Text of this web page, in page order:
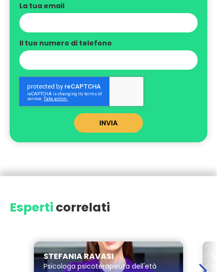
La tua email
Il tuo numero di telefono
INVIA
Esperti correlati
STEFANIA RAVASI
Psicologa psicoterapeuta dell'età